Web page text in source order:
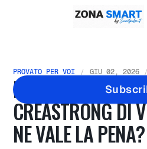
PROVATO PER VOI GIU 02, 2026
HO PROVATO
CREASTRONG DI
NE VALE LA PENA?